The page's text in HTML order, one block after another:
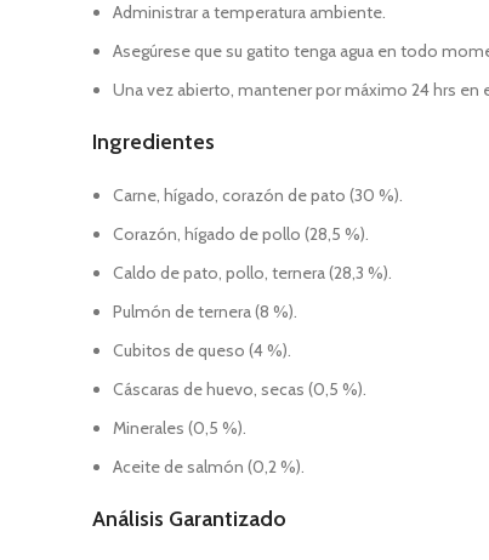
Administrar a temperatura ambiente.
Asegúrese que su gatito tenga agua en todo
Una vez abierto, mantener por máximo 24 hrs en
Ingredientes
Carne, hígado, corazón de pato (30 %).
Corazón, hígado de pollo (28,5 %).
Caldo de pato, pollo, ternera (28,3 %).
Pulmón de ternera (8 %).
Cubitos de queso (4 %).
Cáscaras de huevo, secas (0,5 %).
Minerales (0,5 %).
Aceite de salmón (0,2 %).
Análisis Garantizado